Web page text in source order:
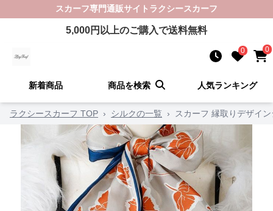
スカーフ専門通販サイト ラクシースカーフ
5,000円以上のご購入で送料無料
0 0
新着商品 商品を検索 人気ランキング
ラクシースカーフ TOP › シルクの一覧 › スカーフ 縁取りデザイ